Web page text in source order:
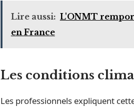
Lire aussi: L'ONMT
en France
Les conditions
Les professionnels expliquent